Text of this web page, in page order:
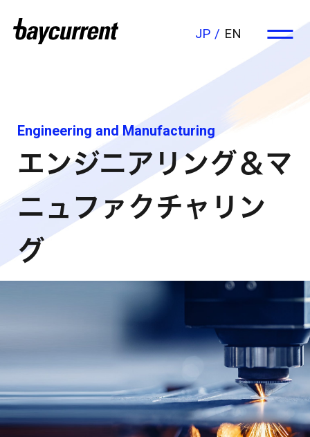
EN
JP
Engineering and Manufacturing
エンジニアリング＆マ
ニュファクチャリン
グ